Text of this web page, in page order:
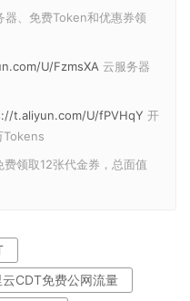
、免费Token和优惠券领
U/FzmsXA 云服务器
t.aliyun.com/U/fPVHqY 开
Tokens
费领取12张代金券，总面值
CDT免费公网流量